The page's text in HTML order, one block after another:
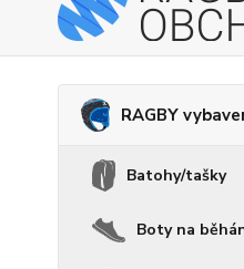
RAGBY
Batohy/tašky
Boty na